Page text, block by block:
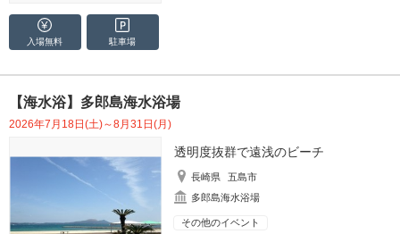
入場無料 駐車場
【海水浴】多郎島海水浴場
2026年7月18日(土)～8月31日(月)
透明度抜群で遠浅のビーチ
長崎県
五島市
多郎島海水浴場
その他のイベント